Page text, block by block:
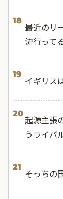
18
最近のリ
流行って
19
イギリス
20
起源主張
うライバ
21
そっちの